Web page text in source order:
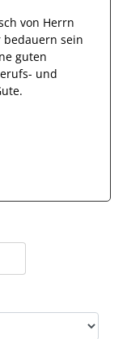
von Herrn
bedauern sein
guten
und